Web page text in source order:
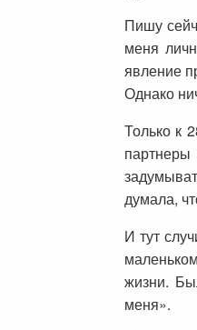
Пишу
меня
явление
Однако
Только к
думала,
И тут
жизни.
меня».